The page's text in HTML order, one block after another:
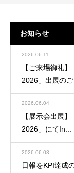
お知らせ
2026.06.11
【ご来場御礼
2026」出展のご
2026.06.04
【展示会出展
2026」にてIn...
2026.06.03
日報をKPI達成